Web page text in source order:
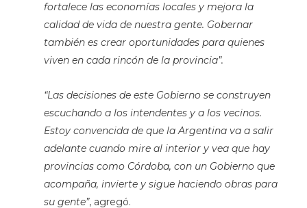
fortalece las economías locales y mejora la
calidad de vida de nuestra gente. Gobernar
también es crear oportunidades para quienes
viven en cada rincón de la provincia”.
“Las decisiones de este Gobierno se construyen
escuchando a los intendentes y a los vecinos.
Estoy convencida de que la Argentina va a salir
adelante cuando mire al interior y vea que hay
provincias como Córdoba, con un Gobierno que
acompaña, invierte y sigue haciendo obras para
su gente”, agregó.